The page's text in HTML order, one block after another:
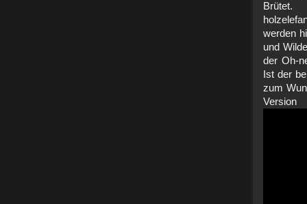
werden
und
der Oh-
Ist der
zum